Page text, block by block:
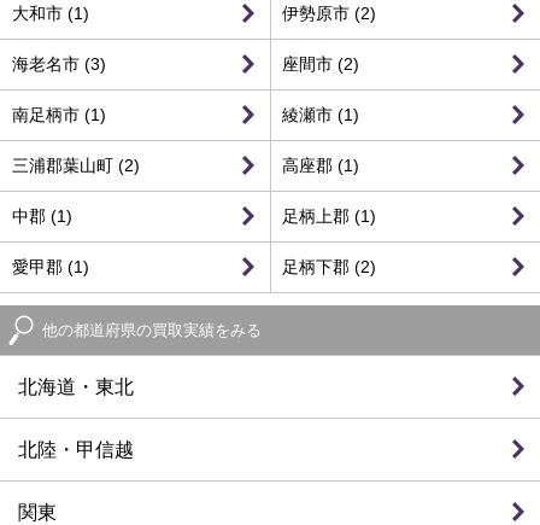
大和市 (1) 伊勢原市 (2)
海老名市 (3) 座間市 (2)
南足柄市 (1) 綾瀬市 (1)
三浦郡葉山町 (2) 高座郡 (1)
中郡 (1) 足柄上郡 (1)
愛甲郡 (1) 足柄下郡 (2)
他の都道府県の買取実績をみる
北海道・東北
北陸・甲信越
関東